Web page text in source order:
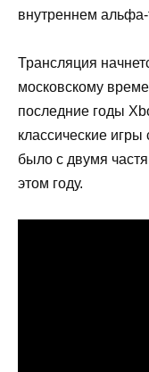
внутреннем альфа-
Трансляция
московскому
последние годы
классические
было с двумя
этом году.